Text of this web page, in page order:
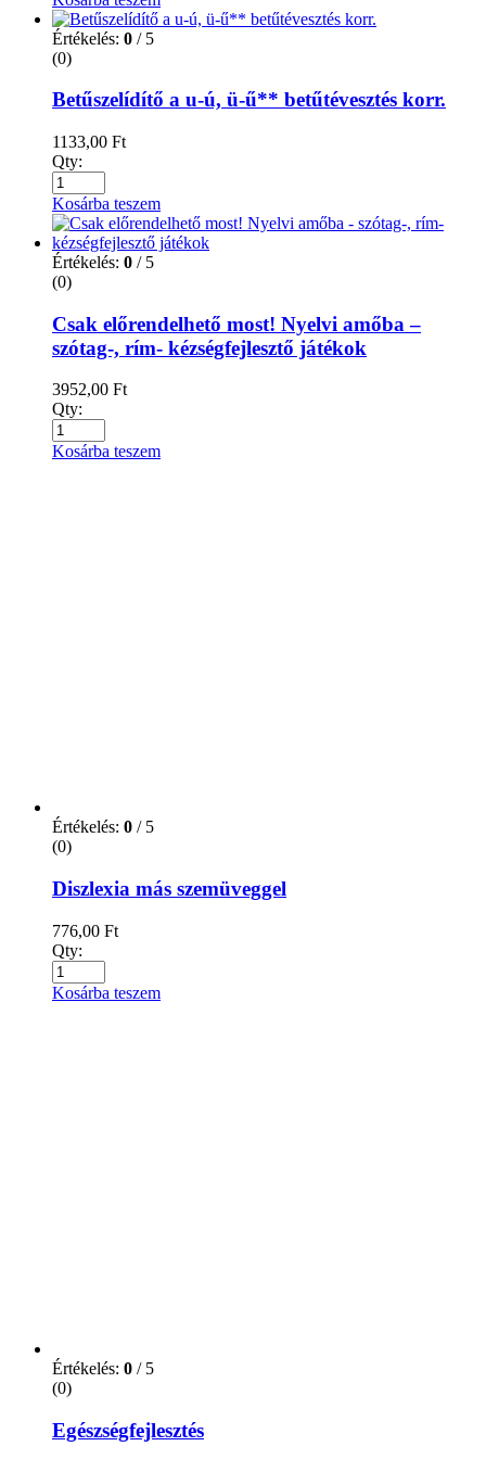
Értékelés: 0 / 5
(0)
Betűszelídítő a u-ú, ü-ű** betűtévesztés korr.
1133,00 Ft
Qty:
Kosárba teszem
Értékelés: 0 / 5
(0)
Csak előrendelhető most! Nyelvi amőba –
szótag-, rím- kézségfejlesztő játékok
3952,00 Ft
Qty:
Kosárba teszem
Értékelés: 0 / 5
(0)
Diszlexia más szemüveggel
776,00 Ft
Qty:
Kosárba teszem
Értékelés: 0 / 5
(0)
Egészségfejlesztés